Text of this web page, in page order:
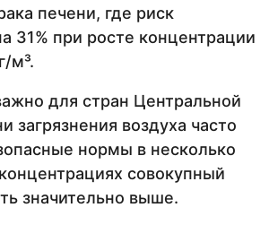
печени, где риск
31% при росте концентрации
м³.
для стран Центральной
загрязнения воздуха часто
нормы в несколько
совокупный
значительно выше.